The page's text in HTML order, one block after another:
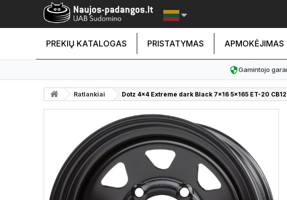
PREKIŲ KATALOGAS PRISTATYMAS APMOKĖJIMAS
Gamintojo
Ratlankiai Dotz 4x4 Extreme dark Black 7x16 5x165 ET-20